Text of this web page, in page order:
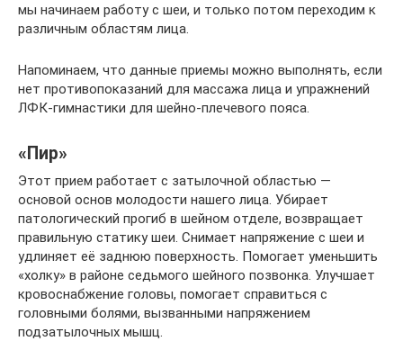
мы начинаем работу с шеи, и только потом переходим к
различным областям лица.
Напоминаем, что данные приемы можно выполнять, если
нет противопоказаний для массажа лица и упражнений
ЛФК-гимнастики для шейно-плечевого пояса.
«Пир»
Этот прием работает с затылочной областью —
основой основ молодости нашего лица. Убирает
патологический прогиб в шейном отделе, возвращает
правильную статику шеи. Снимает напряжение с шеи и
удлиняет её заднюю поверхность. Помогает уменьшить
«холку» в районе седьмого шейного позвонка. Улучшает
кровоснабжение головы, помогает справиться с
головными болями, вызванными напряжением
подзатылочных мышц.